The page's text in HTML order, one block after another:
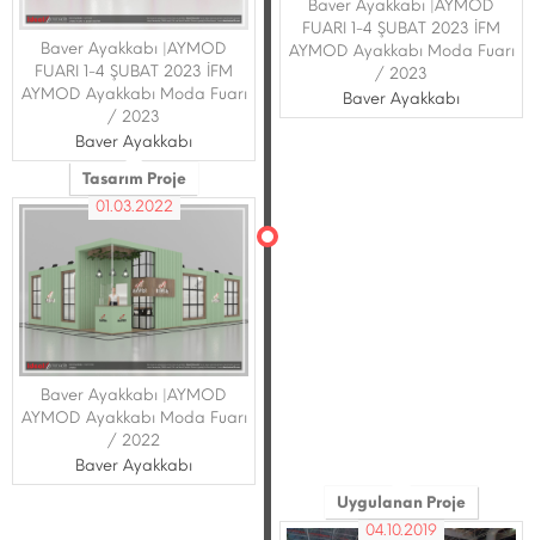
Baver Ayakkabı |AYMOD
FUARI 1-4 ŞUBAT 2023 İFM
AYMOD Ayakkabı Moda Fuarı
/ 2023
Baver Ayakkabı
Baver Ayakkabı |AYMOD
FUARI 1-4 ŞUBAT 2023 İFM
AYMOD Ayakkabı Moda Fuarı
/ 2023
Baver Ayakkabı
Tasarım Proje
01.03.2022
Baver Ayakkabı |AYMOD
AYMOD Ayakkabı Moda Fuarı
/ 2022
Baver Ayakkabı
Uygulanan Proje
04.10.2019